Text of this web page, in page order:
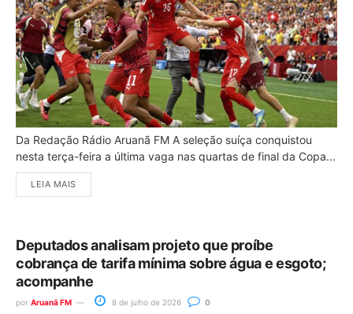
Da Redação Rádio Aruanã FM A seleção suíça conquistou
nesta terça-feira a última vaga nas quartas de final da Copa...
LEIA MAIS
Deputados analisam projeto que proíbe
cobrança de tarifa mínima sobre água e esgoto;
acompanhe
por Aruanã FM 8 de julho de 2026 0